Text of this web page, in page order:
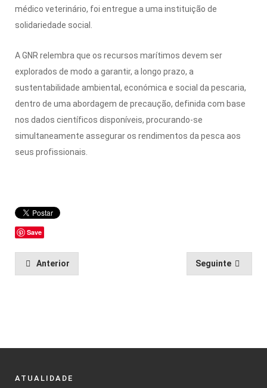
médico veterinário, foi entregue a uma instituição de
solidariedade social.
A GNR relembra que os recursos marítimos devem ser
explorados de modo a garantir, a longo prazo, a
sustentabilidade ambiental, económica e social da pescaria,
dentro de uma abordagem de precaução, definida com base
nos dados científicos disponíveis, procurando-se
simultaneamente assegurar os rendimentos da pesca aos
seus profissionais.
Save
Anterior Seguinte
ATUALIDADE